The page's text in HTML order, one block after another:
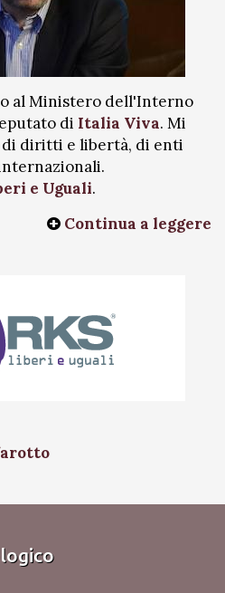
al Ministero dell'Interno
di Italia Viva. Mi
di diritti e libertà, di enti
e Uguali.
Continua a leggere